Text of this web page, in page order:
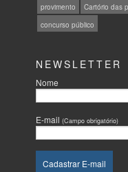
provimento
Cartório das
concurso público
NEWSLETTER
Nome
E-mail(Campo obrigatório)